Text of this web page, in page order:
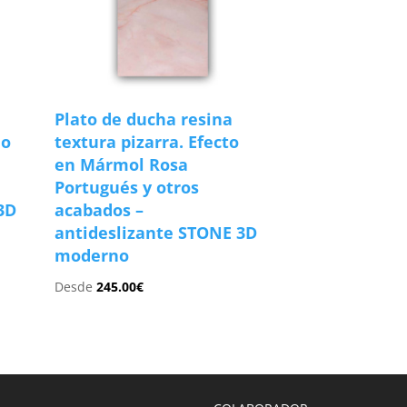
Plato de ducha resina
textura pizarra. Efecto
en Mármol Rosa
Portugués y otros
acabados –
antideslizante STONE 3D
moderno
Desde245.00€